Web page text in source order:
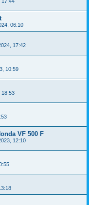
06:10
17:42
10:59
18:53
VF 500 F
12:10